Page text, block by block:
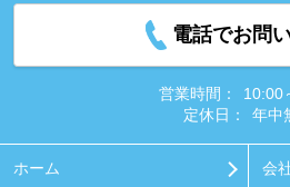
電話でお問
営業時間：
10:00
定休日：
年中
ホーム 会